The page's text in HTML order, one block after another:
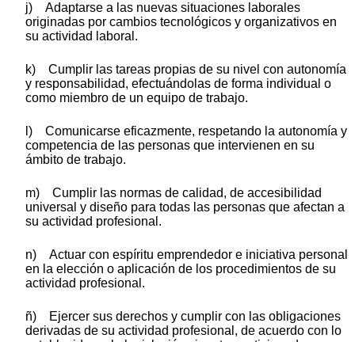
j) Adaptarse a las nuevas situaciones laborales
originadas por cambios tecnológicos y organizativos en
su actividad laboral.
k) Cumplir las tareas propias de su nivel con autonomía
y responsabilidad, efectuándolas de forma individual o
como miembro de un equipo de trabajo.
l) Comunicarse eficazmente, respetando la autonomía y
competencia de las personas que intervienen en su
ámbito de trabajo.
m) Cumplir las normas de calidad, de accesibilidad
universal y diseño para todas las personas que afectan a
su actividad profesional.
n) Actuar con espíritu emprendedor e iniciativa personal
en la elección o aplicación de los procedimientos de su
actividad profesional.
ñ) Ejercer sus derechos y cumplir con las obligaciones
derivadas de su actividad profesional, de acuerdo con lo